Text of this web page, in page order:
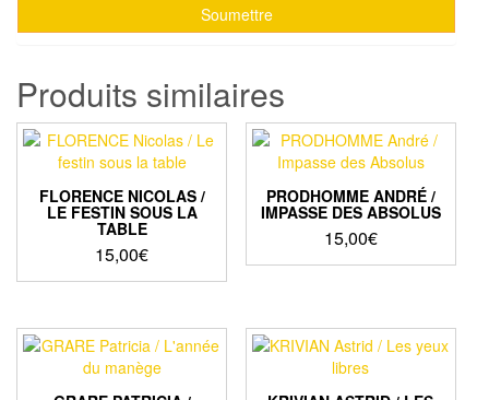
Produits similaires
FLORENCE NICOLAS /
LE FESTIN SOUS LA
TABLE
15,00€
PRODHOMME ANDRÉ /
IMPASSE DES ABSOLUS
15,00€